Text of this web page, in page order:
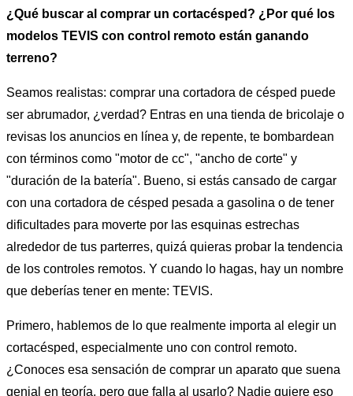
¿Qué buscar al comprar un cortacésped? ¿Por qué los
modelos TEVIS con control remoto están ganando
terreno?
Seamos realistas: comprar una cortadora de césped puede
ser abrumador, ¿verdad? Entras en una tienda de bricolaje o
revisas los anuncios en línea y, de repente, te bombardean
con términos como "motor de cc", "ancho de corte" y
"duración de la batería". Bueno, si estás cansado de cargar
con una cortadora de césped pesada a gasolina o de tener
dificultades para moverte por las esquinas estrechas
alrededor de tus parterres, quizá quieras probar la tendencia
de los controles remotos. Y cuando lo hagas, hay un nombre
que deberías tener en mente: TEVIS.
Primero, hablemos de lo que realmente importa al elegir un
cortacésped, especialmente uno con control remoto.
¿Conoces esa sensación de comprar un aparato que suena
genial en teoría, pero que falla al usarlo? Nadie quiere eso